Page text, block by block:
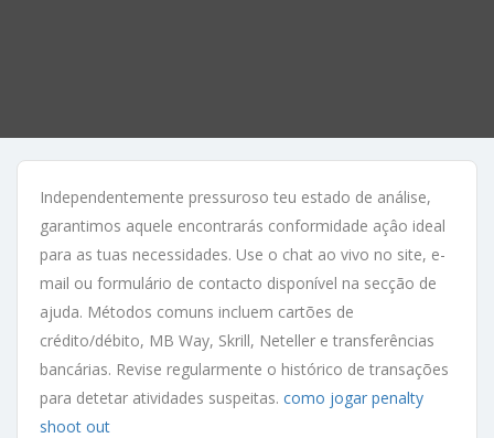
Independentemente pressuroso teu estado de análise,
garantimos aquele encontrarás conformidade açâo ideal
para as tuas necessidades. Use o chat ao vivo no site, e-
mail ou formulário de contacto disponível na secção de
ajuda. Métodos comuns incluem cartões de
crédito/débito, MB Way, Skrill, Neteller e transferências
bancárias. Revise regularmente o histórico de transações
para detetar atividades suspeitas. como jogar penalty
shoot out